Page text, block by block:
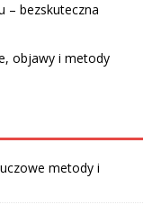
– bezskuteczna
objawy i metody
metody i